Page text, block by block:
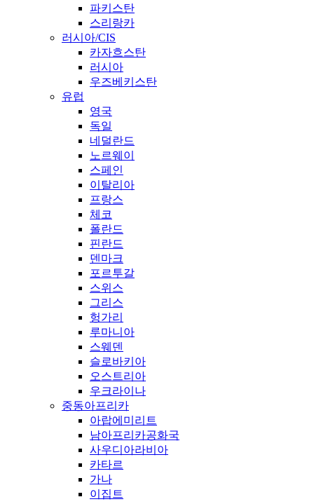
파키스탄
스리랑카
러시아/CIS
카자흐스탄
러시아
우즈베키스탄
유럽
영국
독일
네덜란드
노르웨이
스페인
이탈리아
프랑스
체코
폴란드
핀란드
덴마크
포르투갈
스위스
그리스
헝가리
루마니아
스웨덴
슬로바키아
오스트리아
우크라이나
중동아프리카
아랍에미리트
남아프리카공화국
사우디아라비아
카타르
가나
이집트